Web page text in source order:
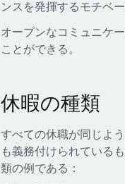
ンスを発揮するモチベ
オープンなコミュニケ
ことができる。
休暇の種類
すべての休職が同じよ
も義務付けられている
類の例である：